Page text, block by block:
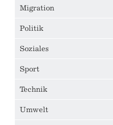
Migration
Politik
Soziales
Sport
Technik
Umwelt